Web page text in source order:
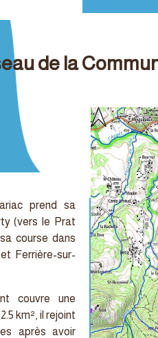
de la
prend sa
(vers le Prat
course dans
Ferrière-sur-
couvre une
km², il rejoint
après avoir